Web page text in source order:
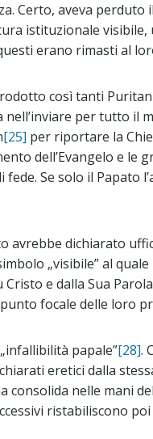
Certo, aveva perduto
istituzionale visibile,
erano rimasti al
così tanti
per tutto il
[25] per riportare la
dell’Evangelo e le
Se solo il Papato
dichiarato
„visibile” al
e dalla Sua
focale delle loro
papale”[28].
eretici dalla
consolida nelle mani
ristabiliscono